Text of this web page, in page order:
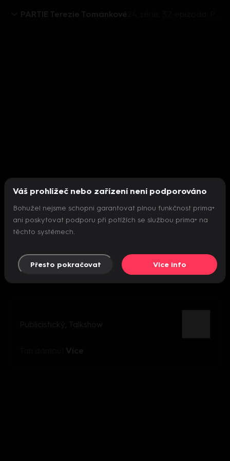
PARTIE Terezie Tománkové
Nepodařilo se inicializovat přehrávač
Publicistický Talkshow
Více
Váš prohlížeč nebo zařízení není podporováno
Bohužel nejsme schopni garantovat plnou funkčnost prima+
ani poskytovat podporu při potížích se službou prima+ na
těchto systémech.
Přesto pokračovat Více info